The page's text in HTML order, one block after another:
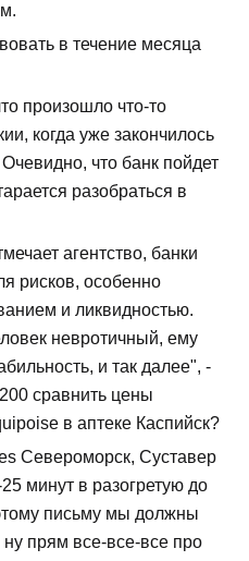
в течение месяца
произошло что-то
когда уже закончилось
что банк пойдет
разобраться в
агентство, банки
рисков, особенно
и ликвидностью.
невротичный, ему
и так далее", -
сравнить цены
в аптеке Каспийск?
Североморск, Суставер
минут в разогретую до
письму мы должны
ну прям все-все-все про